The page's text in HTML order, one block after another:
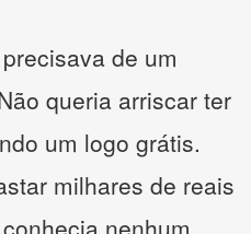
precisava de um
queria arriscar ter
um logo grátis.
milhares de reais